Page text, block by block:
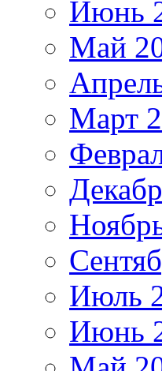
Июнь
Май
Март
Июль
Июнь